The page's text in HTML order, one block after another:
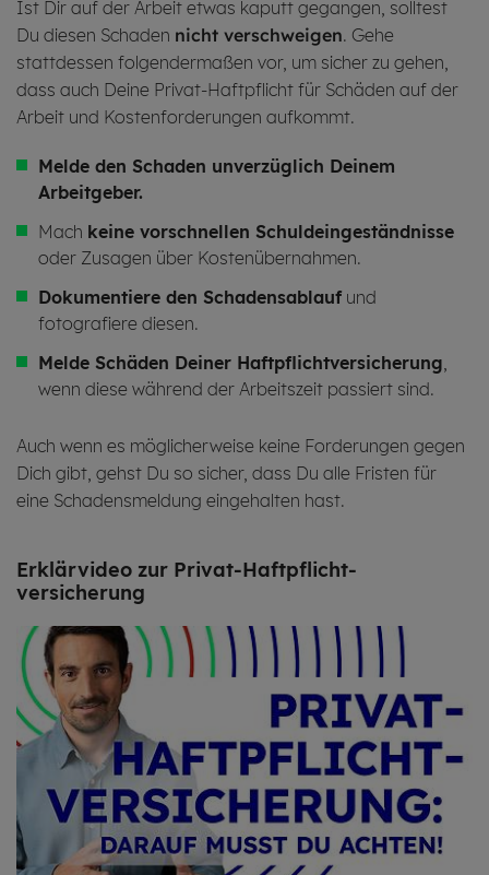
Ist Dir auf der Arbeit etwas kaputt gegangen, solltest
Du diesen Schaden nicht verschweigen. Gehe
stattdessen folgendermaßen vor, um sicher zu gehen,
dass auch Deine Privat-Haftpflicht für Schäden auf der
Arbeit und Kostenforderungen aufkommt.
Melde den Schaden unverzüglich Deinem
Arbeitgeber.
Mach keine vorschnellen Schuldeingeständnisse
oder Zusagen über Kostenübernahmen.
Dokumentiere den Schadensablauf und
fotografiere diesen.
Melde Schäden Deiner Haftpflichtversicherung
wenn diese während der Arbeitszeit passiert sind.
Auch wenn es möglicherweise keine Forderungen gegen
Dich gibt, gehst Du so sicher, dass Du alle Fristen für
eine Schadensmeldung eingehalten hast.
Er­klär­vi­deo zur Privat-Haftpflicht­
versicherung